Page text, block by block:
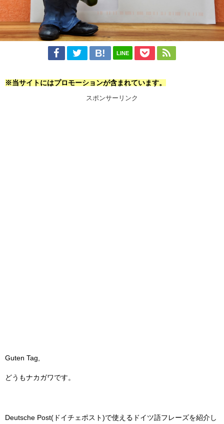
LINE
※当サイトにはプロモーションが含まれています。
スポンサーリンク
Guten Tag,
どうもナカガワです。
Deutsche Post(ドイチェポスト)で使えるドイツ語フレーズを紹介し